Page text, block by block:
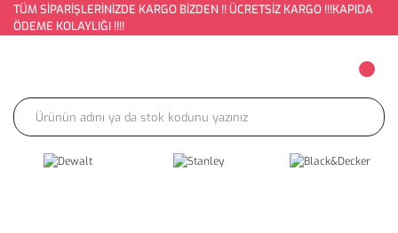
TÜM SİPARİŞLERİNİZDE KARGO BİZDEN !! ÜCRETSİZ KARGO !!!KAPIDA
ÖDEME KOLAYLIĞI !!!!